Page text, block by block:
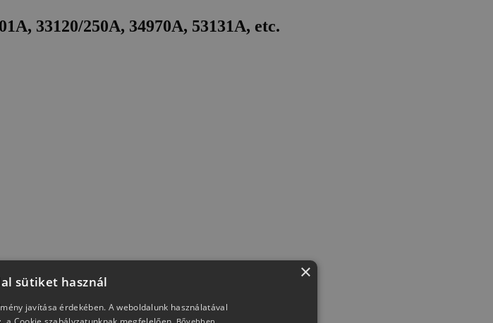
33120/250A, 34970A, 53131A, etc.
×
sütiket használ
javítása érdekében. A weboldalunk használatával
Bővebben